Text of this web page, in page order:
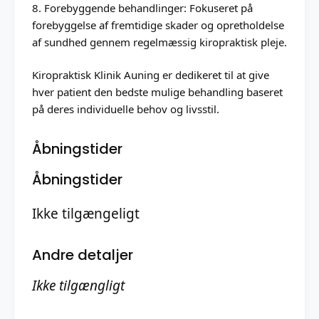
8. Forebyggende behandlinger: Fokuseret på
forebyggelse af fremtidige skader og opretholdelse
af sundhed gennem regelmæssig kiropraktisk pleje.
Kiropraktisk Klinik Auning er dedikeret til at give
hver patient den bedste mulige behandling baseret
på deres individuelle behov og livsstil.
Åbningstider
Åbningstider
Ikke tilgængeligt
Andre detaljer
Ikke tilgængligt